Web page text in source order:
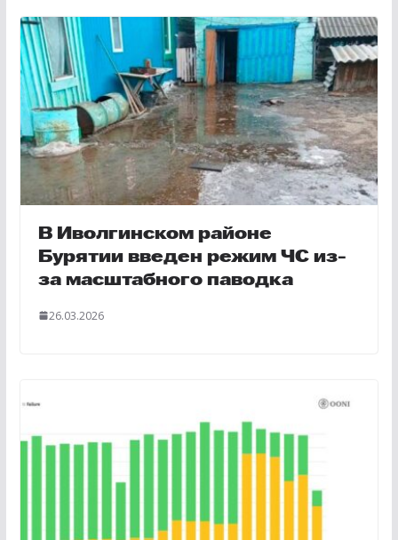
В Иволгинском районе
Бурятии введен режим ЧС из-
за масштабного паводка
26.03.2026